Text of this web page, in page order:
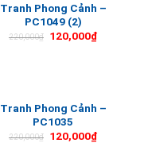
Tranh Phong Cảnh –
PC1049 (2)
220,000₫ 120,000₫
Tranh Phong Cảnh –
PC1035
220,000₫ 120,000₫